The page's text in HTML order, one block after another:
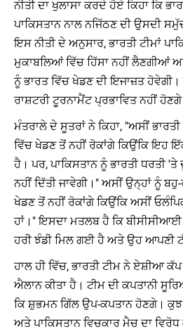
ਨੀਤੀ ਦਾ ਖੁਲਾਸਾ ਕਰਦੇ ਹੋਏ ਕਿਹਾ ਕਿ
ਪਾਕਿਸਤਾਨ ਨਾਲ ਨਜਿੱਠਣ ਦੀ ਉਸਦੀ
ਇਸ ਨੀਤੀ ਦੇ ਅਨੁਸਾਰ, ਭਾਰਤੀ ਟੀਮਾਂ
ਮੁਕਾਬਲਿਆਂ ਵਿੱਚ ਹਿੱਸਾ ਨਹੀਂ ਲੈਣਗੀਆਂ ਅਤੇ
ਨੂੰ ਭਾਰਤ ਵਿੱਚ ਖੇਡਣ ਦੀ ਇਜਾਜ਼ਤ
ਰਾਸ਼ਟਰੀ ਟੂਰਨਾਮੈਂਟ ਪ੍ਰਭਾਵਿਤ ਨਹੀਂ
ਮੰਤਰਾਲੇ ਦੇ ਸੂਤਰਾਂ ਨੇ ਕਿਹਾ, "ਅਸੀਂ
ਵਿੱਚ ਖੇਡਣ ਤੋਂ ਨਹੀਂ ਰੋਕਾਂਗੇ ਕਿਉਂਕਿ ਇਹ
ਹੈ। ਪਰ, ਪਾਕਿਸਤਾਨ ਨੂੰ ਭਾਰਤੀ ਧਰਤੀ
ਨਹੀਂ ਦਿੱਤੀ ਜਾਵੇਗੀ।" ਅਸੀਂ ਉਨ੍ਹਾਂ ਨੂੰ
ਖੇਡਣ ਤੋਂ ਨਹੀਂ ਰੋਕਾਂਗੇ ਕਿਉਂਕਿ ਅਸੀਂ
ਹਾਂ।" ਇਸਦਾ ਮਤਲਬ ਹੈ ਕਿ
ਹਰੀ ਝੰਡੀ ਮਿਲ ਗਈ ਹੈ ਅਤੇ ਉਹ ਆਪਣੀ
ਹਾਲ ਹੀ ਵਿੱਚ, ਭਾਰਤੀ ਟੀਮ ਨੇ ਏਸ਼ੀਆ
ਐਲਾਨ ਕੀਤਾ ਹੈ। ਟੀਮ ਦੀ ਕਪਤਾਨੀ
ਕਿ ਸ਼ੁਭਮਨ ਗਿੱਲ ਉਪ-ਕਪਤਾਨ ਹੋਣਗੇ। ਕੁਝ
ਅਤੇ ਪਾਕਿਸਤਾਨ ਵਿਚਕਾਰ ਮੈਚ ਦਾ